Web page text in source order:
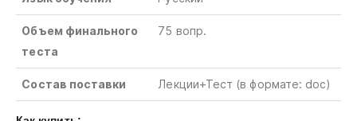
Объем финального
теста
75 вопр.
Состав поставки Лекции+Тест (в формате: doc)